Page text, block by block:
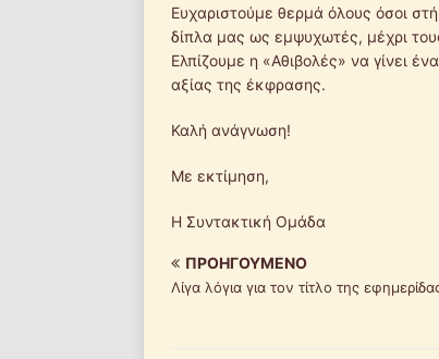
Ευχαριστούμε θερμά όλους όσοι
δίπλα μας ως εμψυχωτές, μέχρι
Ελπίζουμε η «Αθιβολές» να γίνει
αξίας της έκφρασης.
Καλή ανάγνωση!
Με εκτίμηση,
Η Συντακτική Ομάδα
ΠΡΟΗΓΟΎΜΕΝΟ
Λίγα λόγια για τον τίτλο της